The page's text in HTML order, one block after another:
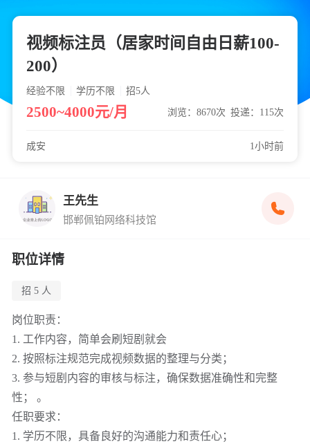
视频标注员（居家时间自由日薪100-
200）
经验不限 学历不限 招5人
2500~4000元/月 浏览：8670次 投递：115次
成安 1小时前
王先生
邯郸佩铂网络科技馆
职位详情
招 5 人
岗位职责：
1. 工作内容，简单会刷短剧就会
2. 按照标注规范完成视频数据的整理与分类；
3. 参与短剧内容的审核与标注，确保数据准确性和完整
性； 。
任职要求：
1. 学历不限，具备良好的沟通能力和责任心；